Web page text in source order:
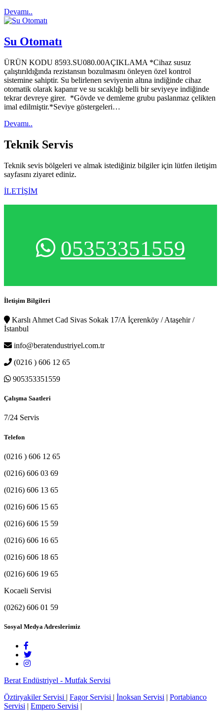
Devamı..
Su Otomatı
ÜRÜN KODU 8593.SU080.00AÇIKLAMA *Cihaz susuz
çalıştırıldığında rezistansın bozulmasını önleyen özel kontrol
sistemine sahiptir. Su belirlenen seviyenin altına indiğinde cihaz
otomatik olarak kapanır ve su sıcaklığı belli bir seviyeye indiğinde
tekrar devreye girer. *Gövde ve demleme grubu paslanmaz çelikten
imal edilmiştir.*Seviye göstergeleri…
Devamı..
Teknik Servis
Teknik sevis bölgeleri ve almak istediğiniz bilgiler için lütfen iletişim
sayfasını ziyaret ediniz.
İLETİŞİM
05353351559
İletişim Bilgileri
Karslı Ahmet Cad Sivas Sokak 17/A İçerenköy / Ataşehir /
İstanbul
info@beratendustriyel.com.tr
(0216 ) 606 12 65
905353351559
Çalışma Saatleri
7/24 Servis
Telefon
(0216 ) 606 12 65
(0216) 606 03 69
(0216) 606 13 65
(0216) 606 15 65
(0216) 606 15 59
(0216) 606 16 65
(0216) 606 18 65
(0216) 606 19 65
Kocaeli Servisi
(0262) 606 01 59
Sosyal Medya Adreslerimiz
Berat Endüstriyel - Mutfak Servisi
Öztiryakiler Servisi | Fagor Servisi | İnoksan Servisi | Portabianco
Servisi | Empero Servisi |